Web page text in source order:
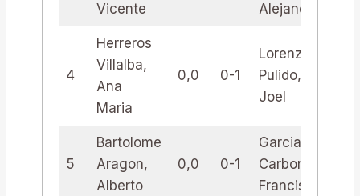
Vicente
Alejandro
4
Herreros
Villalba,
Ana
Maria
0,0 0-1
Lorenzo
Pulido,
Joel
5
Bartolome
Aragon,
Alberto
0,0 0-1
Garcia
Carbonell,
Francisco